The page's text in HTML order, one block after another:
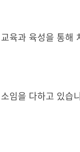
육과 육성을 통해
임을 다하고 있습